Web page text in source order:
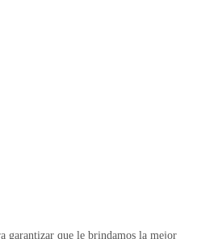
garantizar que le brindamos la mejor